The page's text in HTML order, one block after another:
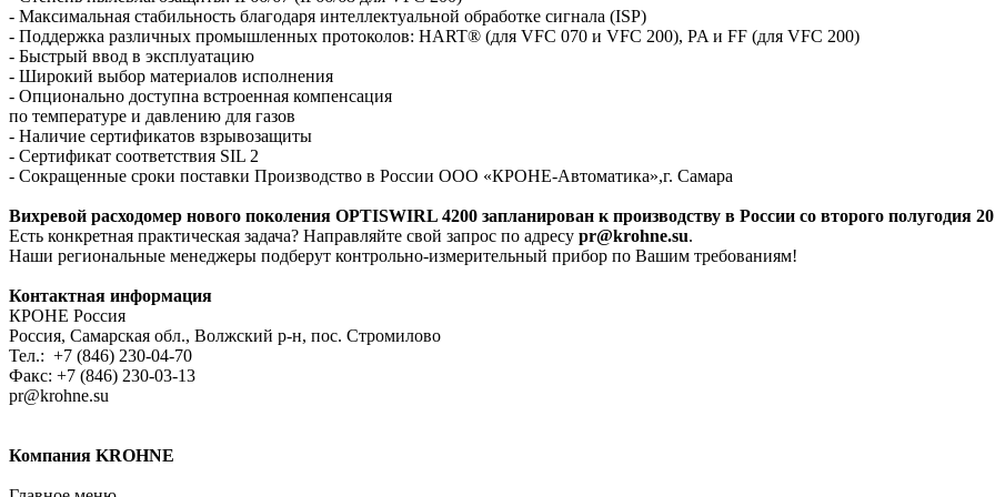
- Максимальная стабильность благодаря интеллектуальной обработке сигнала (ISP)
- Поддержка различных промышленных протоколов: HART® (для VFC 070 и VFC 200), PA и FF (для VFC 200)
- Быстрый ввод в эксплуатацию
- Широкий выбор материалов исполнения
- Опционально доступна встроенная компенсация
по температуре и давлению для газов
- Наличие сертификатов взрывозащиты
- Сертификат соответствия SIL 2
- Сокращенные сроки поставки Производство в России ООО «КРОНЕ-Автоматика»,г. Самара
Вихревой расходомер нового поколения OPTISWIRL 4200 запланирован к производству в России со второго полугодия
Есть конкретная практическая задача? Направляйте свой запрос по адресу pr@krohne.su.
Наши региональные менеджеры подберут контрольно-измерительный прибор по Вашим требованиям!
Контактная информация
КРОНЕ Россия
Россия, Самарская обл., Волжский р-н, пос. Стромилово
Тел.: +7 (846) 230-04-70
Факс: +7 (846) 230-03-13
pr@krohne.su
Компания KROHNE